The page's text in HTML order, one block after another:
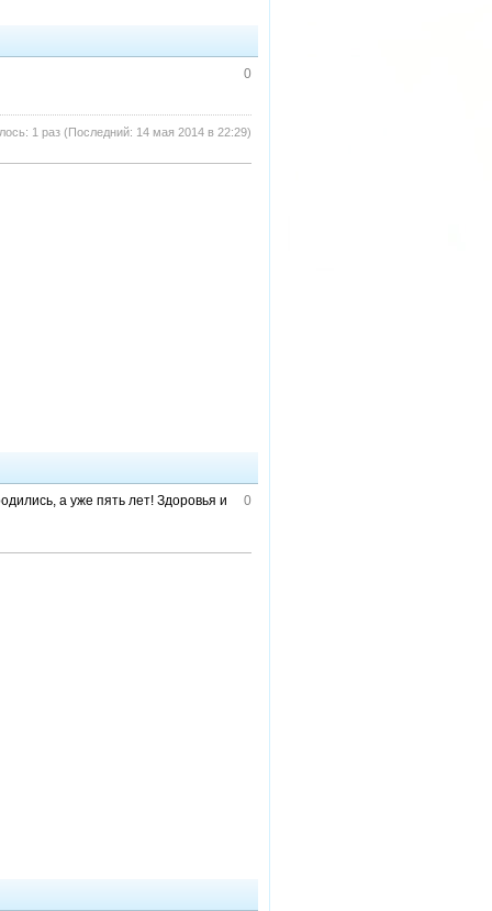
0
1 раз (Последний: 14 мая 2014 в 22:29)
0
а уже пять лет! Здоровья и